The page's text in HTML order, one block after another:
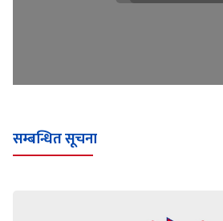
सम्बन्धित सूचना